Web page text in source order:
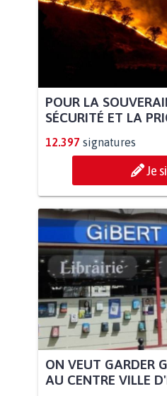
POUR LA
SÉCURITÉ ET LA
12.397 signatures
Je
ON VEUT GARDER
AU CENTRE VILLE